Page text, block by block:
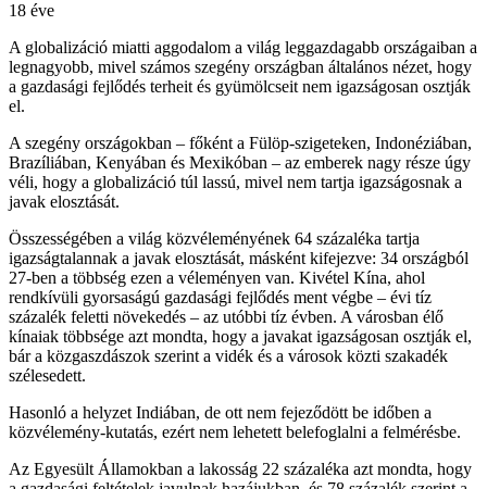
18 éve
A globalizáció miatti aggodalom a világ leggazdagabb országaiban a
legnagyobb, mivel számos szegény országban általános nézet, hogy
a gazdasági fejlődés terheit és gyümölcseit nem igazságosan osztják
el.
A szegény országokban – főként a Fülöp-szigeteken, Indonéziában,
Brazíliában, Kenyában és Mexikóban – az emberek nagy része úgy
véli, hogy a globalizáció túl lassú, mivel nem tartja igazságosnak a
javak elosztását.
Összességében a világ közvéleményének 64 százaléka tartja
igazságtalannak a javak elosztását, másként kifejezve: 34 országból
27-ben a többség ezen a véleményen van. Kivétel Kína, ahol
rendkívüli gyorsaságú gazdasági fejlődés ment végbe – évi tíz
százalék feletti növekedés – az utóbbi tíz évben. A városban élő
kínaiak többsége azt mondta, hogy a javakat igazságosan osztják el,
bár a közgaszdászok szerint a vidék és a városok közti szakadék
szélesedett.
Hasonló a helyzet Indiában, de ott nem fejeződött be időben a
közvélemény-kutatás, ezért nem lehetett belefoglalni a felmérésbe.
Az Egyesült Államokban a lakosság 22 százaléka azt mondta, hogy